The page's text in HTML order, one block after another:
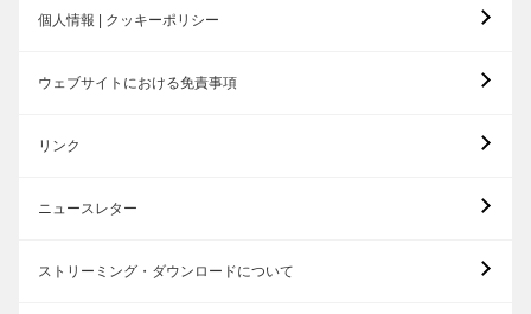
個人情報 | クッキーポリシー
ウェブサイトにおける免責事項
リンク
ニュースレター
ストリーミング・ダウンロードについて